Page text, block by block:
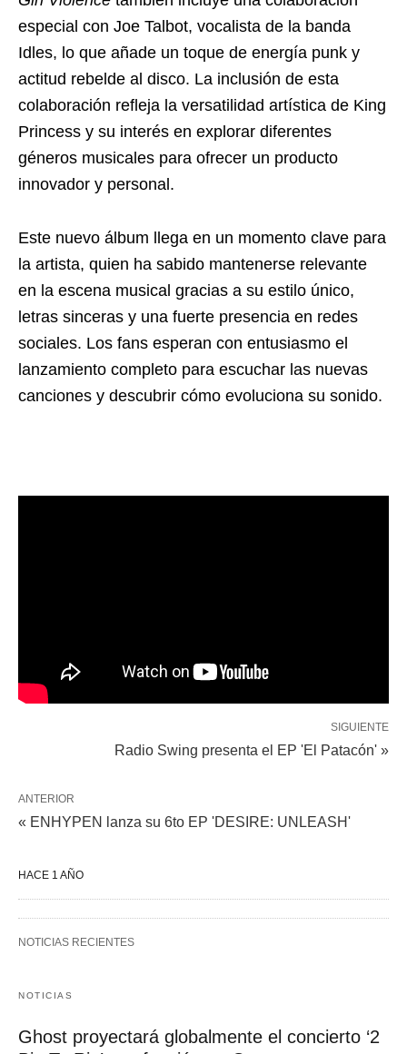
especial con Joe Talbot, vocalista de la banda
Idles, lo que añade un toque de energía punk y
actitud rebelde al disco. La inclusión de esta
colaboración refleja la versatilidad artística de King
Princess y su interés en explorar diferentes
géneros musicales para ofrecer un producto
innovador y personal.
Este nuevo álbum llega en un momento clave para
la artista, quien ha sabido mantenerse relevante
en la escena musical gracias a su estilo único,
letras sinceras y una fuerte presencia en redes
sociales. Los fans esperan con entusiasmo el
lanzamiento completo para escuchar las nuevas
canciones y descubrir cómo evoluciona su sonido.
SIGUIENTE
Radio Swing presenta el EP 'El Patacón' »
ANTERIOR
« ENHYPEN lanza su 6to EP 'DESIRE: UNLEASH'
HACE 1 AÑO
NOTICIAS RECIENTES
NOTICIAS
Ghost proyectará globalmente el concierto ‘2